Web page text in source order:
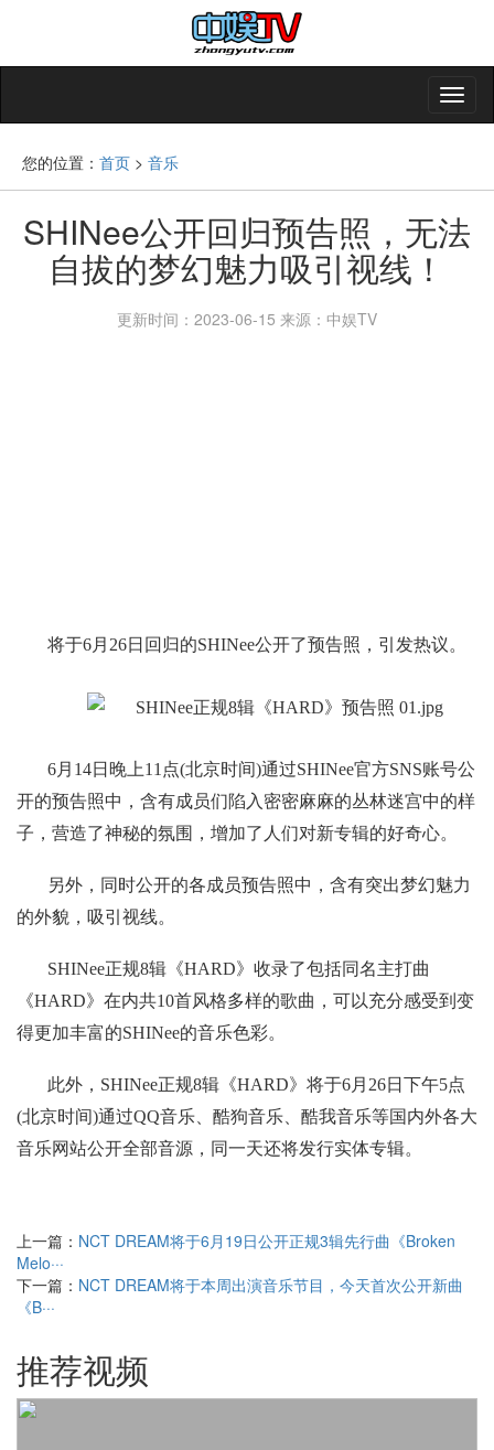
您的位置： 首页 > 音乐
SHINee公开回归预告照，无法
自拔的梦幻魅力吸引视线！
更新时间：2023-06-15 来源：中娱TV
将于6月26日回归的SHINee公开了预告照，引发热议。
6月14日晚上11点(北京时间)通过SHINee官方SNS账号公
开的预告照中，含有成员们陷入密密麻麻的丛林迷宫中的样
子，营造了神秘的氛围，增加了人们对新专辑的好奇心。
另外，同时公开的各成员预告照中，含有突出梦幻魅力
的外貌，吸引视线。
SHINee正规8辑《HARD》收录了包括同名主打曲
《HARD》在内共10首风格多样的歌曲，可以充分感受到变
得更加丰富的SHINee的音乐色彩。
此外，SHINee正规8辑《HARD》将于6月26日下午5点
(北京时间)通过QQ音乐、酷狗音乐、酷我音乐等国内外各大
音乐网站公开全部音源，同一天还将发行实体专辑。
上一篇： NCT DREAM将于6月19日公开正规3辑先行曲《Broken
Melo···
下一篇： NCT DREAM将于本周出演音乐节目，今天首次公开新曲
《B···
推荐视频